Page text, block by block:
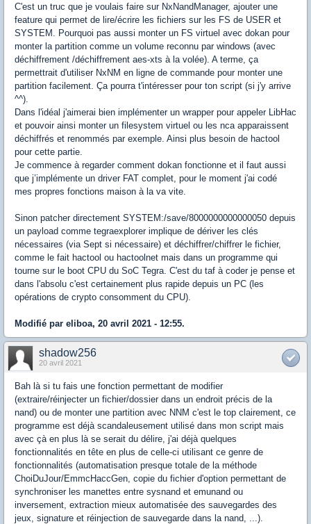
C'est un truc que je voulais faire sur NxNandManager, ajouter une
feature qui permet de lire/écrire les fichiers sur les FS de USER et
SYSTEM. Pourquoi pas aussi monter un FS virtuel avec dokan pour
monter la partition comme un volume reconnu par windows (avec
déchiffrement /déchiffrement aes-xts à la volée). A terme, ça
permettrait d'utiliser NxNM en ligne de commande pour monter une
partition facilement. Ça pourra t'intéresser pour ton script (si j'y arrive
^^).
Dans l'idéal j'aimerai bien implémenter un wrapper pour appeler LibHac
et pouvoir ainsi monter un filesystem virtuel ou les nca apparaissent
déchiffrés et renommés par exemple. Ainsi plus besoin de hactool
pour cette partie.
Je commence à regarder comment dokan fonctionne et il faut aussi
que j’implémente un driver FAT complet, pour le moment j'ai codé
mes propres fonctions maison à la va vite.
Sinon patcher directement SYSTEM:/save/8000000000000050 depuis
un payload comme tegraexplorer implique de dériver les clés
nécessaires (via Sept si nécessaire) et déchiffrer/chiffrer le fichier,
comme le fait hactool ou hactoolnet mais dans un programme qui
tourne sur le boot CPU du SoC Tegra. C'est du taf à coder je pense et
dans l'absolu c'est certainement plus rapide depuis un PC (les
opérations de crypto consomment du CPU).
Modifié par eliboa, 20 avril 2021 - 12:55.
shadow256
20 avril 2021
Bah là si tu fais une fonction permettant de modifier
(extraire/réinjecter un fichier/dossier dans un endroit précis de la
nand) ou de monter une partition avec NNM c'est le top clairement, ce
programme est déjà scandaleusement utilisé dans mon script mais
avec çà en plus là se serait du délire, j'ai déjà quelques
fonctionnalités en tête en plus de celle-ci utilisant ce genre de
fonctionnalités (automatisation presque totale de la méthode
ChoiDuJour/EmmcHaccGen, copie du fichier d'option permettant de
synchroniser les manettes entre sysnand et emunand ou
inversement, extraction mieux automatisée des sauvegardes des
jeux, signature et réinjection de sauvegarde dans la nand, ...).